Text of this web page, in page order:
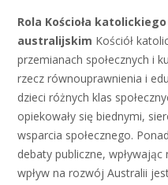
Rola Kościoła
australijskim Kościół
przemianach społecznych i
rzecz równouprawnienia i
dzieci różnych klas
opiekowały się biednymi,
wsparcia społecznego.
debaty publiczne, wpływając
wpływ na rozwój Australii